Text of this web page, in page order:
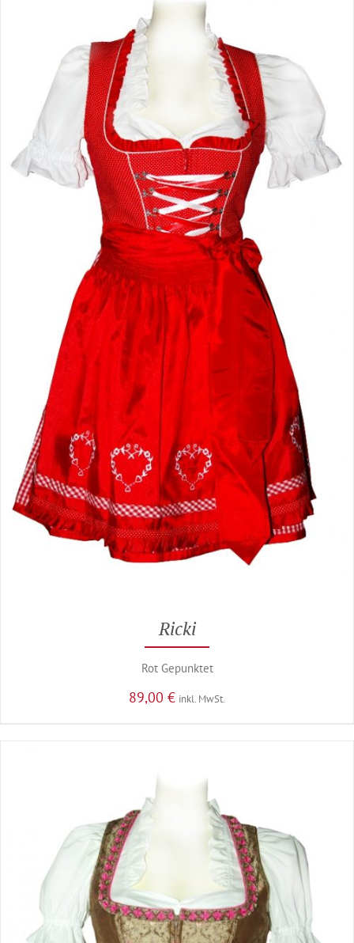
Ricki
Rot Gepunktet
89,00 € inkl. MwSt.